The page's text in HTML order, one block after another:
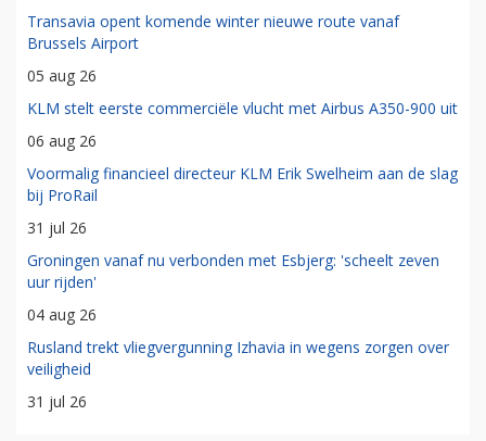
Transavia opent komende winter nieuwe route vanaf
Brussels Airport
05 aug 26
KLM stelt eerste commerciële vlucht met Airbus A350-900 uit
06 aug 26
Voormalig financieel directeur KLM Erik Swelheim aan de slag
bij ProRail
31 jul 26
Groningen vanaf nu verbonden met Esbjerg: 'scheelt zeven
uur rijden'
04 aug 26
Rusland trekt vliegvergunning Izhavia in wegens zorgen over
veiligheid
31 jul 26